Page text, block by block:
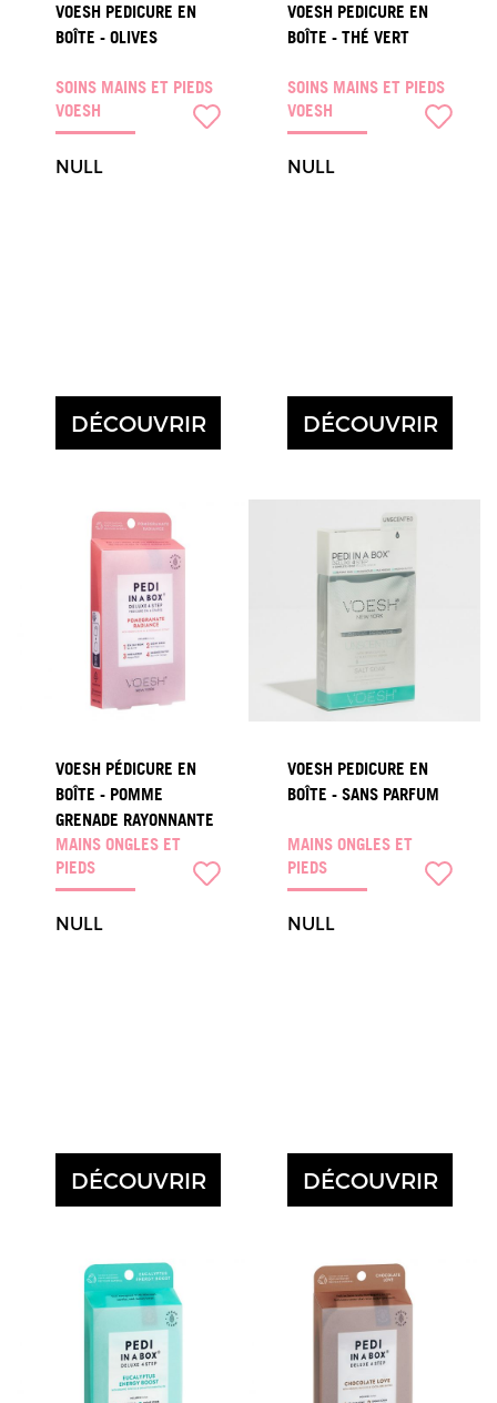
VOESH PEDICURE EN
BOÎTE - OLIVES
SOINS MAINS ET PIEDS
VOESH
NULL
DÉCOUVRIR
VOESH PEDICURE EN
BOÎTE - THÉ VERT
SOINS MAINS ET PIEDS
VOESH
NULL
DÉCOUVRIR
VOESH PÉDICURE EN
BOÎTE - POMME
GRENADE RAYONNANTE
MAINS ONGLES ET
PIEDS
NULL
DÉCOUVRIR
VOESH PEDICURE EN
BOÎTE - SANS PARFUM
MAINS ONGLES ET
PIEDS
NULL
DÉCOUVRIR